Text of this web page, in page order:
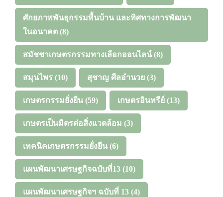
ศักยภาพพันธุกรรมพื้นบ้าน และทิศทางการพัฒนา
ในอนาคต (8)
สมัชชาเกษตรกรรมทางเลือกออนไลน์ (8)
สมุนไพร (10) สุชาญ ศีลอำนวย (3)
เกษตรกรรมยั่งยืน (59) เกษตรอินทรีย์ (13)
เกษตรเป็นมิตรต่อสิ่งแวดล้อม (3)
เทคนิคเกษตรกรรมยั่งยืน (6)
แผนพัฒนาเศรษฐกิจฉบับที่13 (10)
แผนพัฒนาเศรษฐกิจฯ ฉบับที่ 13 (4)